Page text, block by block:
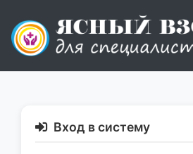
content
Вход в систему